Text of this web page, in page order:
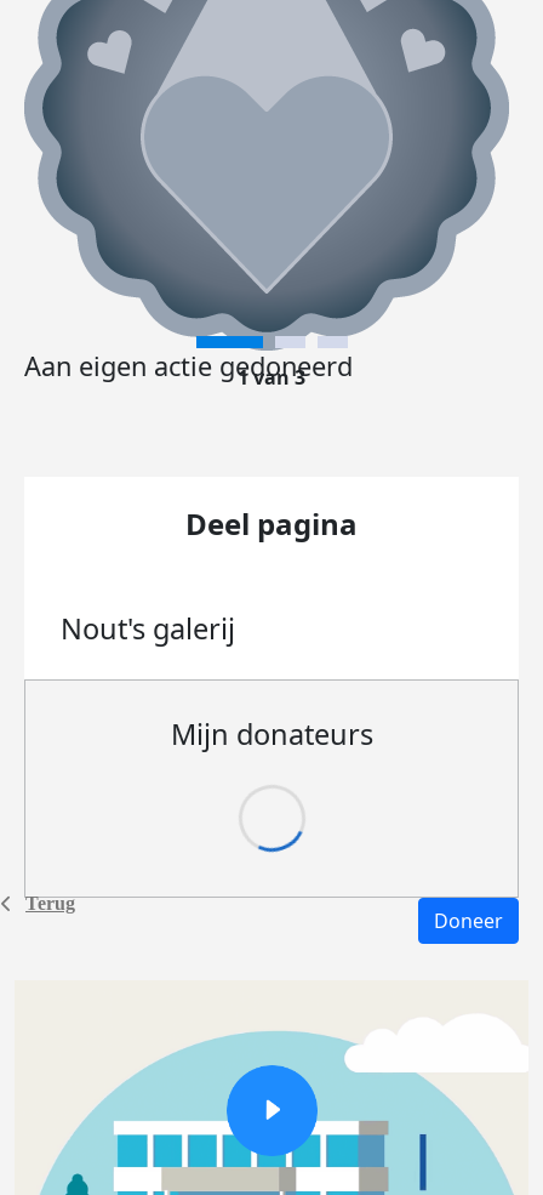
Terug
Aan eigen actie gedoneerd
1 van 3
Deel pagina
Nout's galerij
Mijn donateurs
Doneer